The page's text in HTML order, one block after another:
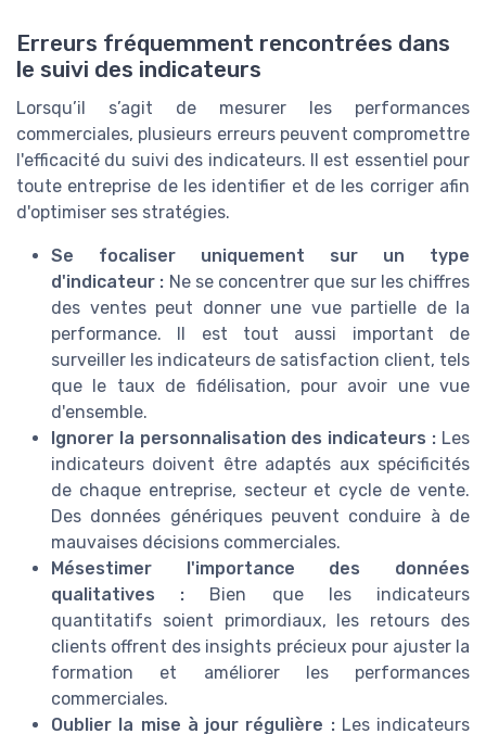
Erreurs fréquemment rencontrées dans
le suivi des indicateurs
Lorsqu’il s’agit de mesurer les performances
commerciales, plusieurs erreurs peuvent compromettre
l'efficacité du suivi des indicateurs. Il est essentiel pour
toute entreprise de les identifier et de les corriger afin
d'optimiser ses stratégies.
Se focaliser uniquement sur un type
d'indicateur : Ne se concentrer que sur les chiffres
des ventes peut donner une vue partielle de la
performance. Il est tout aussi important de
surveiller les indicateurs de satisfaction client, tels
que le taux de fidélisation, pour avoir une vue
d'ensemble.
Ignorer la personnalisation des indicateurs : Les
indicateurs doivent être adaptés aux spécificités
de chaque entreprise, secteur et cycle de vente.
Des données génériques peuvent conduire à de
mauvaises décisions commerciales.
Mésestimer l'importance des données
qualitatives : Bien que les indicateurs
quantitatifs soient primordiaux, les retours des
clients offrent des insights précieux pour ajuster la
formation et améliorer les performances
commerciales.
Oublier la mise à jour régulière :Les indicateurs